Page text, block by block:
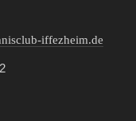
iffezheim.de